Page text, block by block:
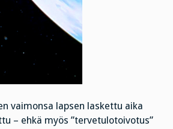
vaimonsa lapsen laskettu aika
– ehkä myös ”tervetulotoivotus”